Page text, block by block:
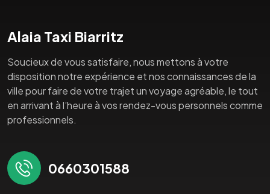
Alaia Taxi Biarritz
Soucieux de vous satisfaire, nous mettons à votre
disposition notre expérience et nos connaissances de la
ville pour faire de votre trajet un voyage agréable, le tout
en arrivant à l’heure à vos rendez-vous personnels comme
professionnels.
0660301588